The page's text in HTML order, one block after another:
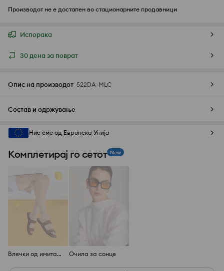
Производот не е достапен во стационарните продавници
Испорака
30 дена за поврат
Опис на производот 522DA-MLC
Состав и одржување
Ние сме од Европска Унија
Комплетирај го сетот New
Влечки од имитација на кожа Очила за сонце